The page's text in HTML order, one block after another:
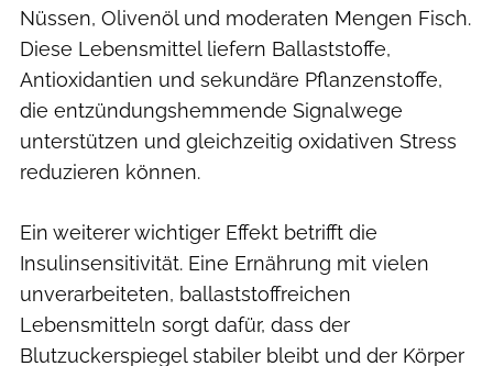
Nüssen, Olivenöl und moderaten Mengen Fisch.
Diese Lebensmittel liefern Ballaststoffe,
Antioxidantien und sekundäre Pflanzenstoffe,
die entzündungshemmende Signalwege
unterstützen und gleichzeitig oxidativen Stress
reduzieren können.
Ein weiterer wichtiger Effekt betrifft die
Insulinsensitivität. Eine Ernährung mit vielen
unverarbeiteten, ballaststoffreichen
Lebensmitteln sorgt dafür, dass der
Blutzuckerspiegel stabiler bleibt und der Körper